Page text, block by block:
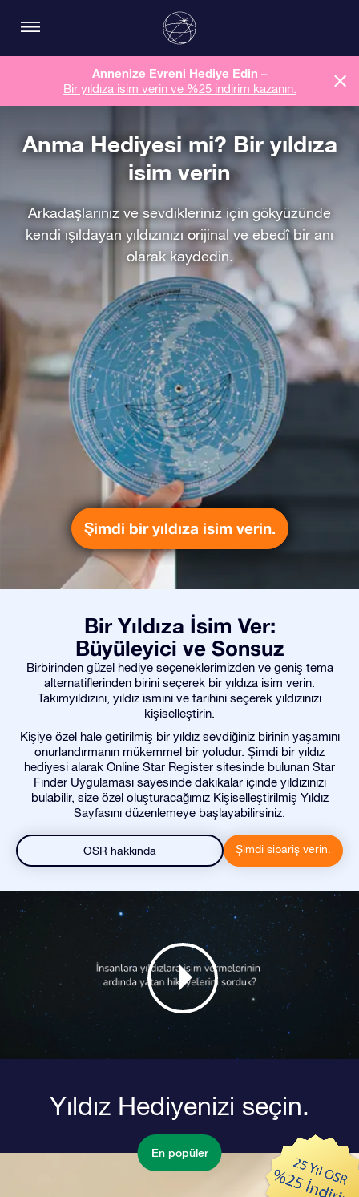
Annenize Evreni Hediye Edin –
Bir yıldıza isim verin ve %25 indirim kazanın.
Anma Hediyesi mi? Bir yıldıza
isim verin
Arkadaşlarınız ve sevdikleriniz için gökyüzünde
kendi ışıldayan yıldızınızı orijinal ve ebedî bir anı
olarak kaydedin.
Şimdi bir yıldıza isim verin.
Bir Yıldıza İsim Ver:
Büyüleyici ve Sonsuz
Birbirinden güzel hediye seçeneklerimizden ve geniş tema
alternatiflerinden birini seçerek bir yıldıza isim verin.
Takımyıldızını, yıldız ismini ve tarihini seçerek yıldızınızı
kişiselleştirin.
Kişiye özel hale getirilmiş bir yıldız sevdiğiniz birinin yaşamını
onurlandırmanın mükemmel bir yoludur. Şimdi bir yıldız
hediyesi alarak Online Star Register sitesinde bulunan Star
Finder Uygulaması sayesinde dakikalar içinde yıldızınızı
bulabilir, size özel oluşturacağımız Kişiselleştirilmiş Yıldız
Sayfasını düzenlemeye başlayabilirsiniz.
OSR hakkında Şimdi sipariş verin.
Yıldız Hediyenizi seçin.
En popüler